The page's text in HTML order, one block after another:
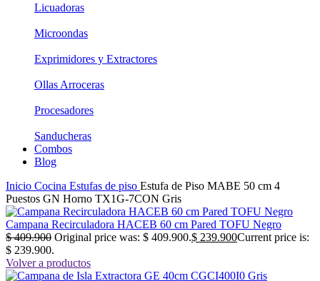
Licuadoras
Microondas
Exprimidores y Extractores
Ollas Arroceras
Procesadores
Sanducheras
Combos
Blog
Inicio Cocina Estufas de piso Estufa de Piso MABE 50 cm 4
Puestos GN Horno TX1G-7CON Gris
Campana Recirculadora HACEB 60 cm Pared TOFU Negro
$409.900 Original price was: $ 409.900.$ 239.900Current price is:
$ 239.900.
Volver a productos